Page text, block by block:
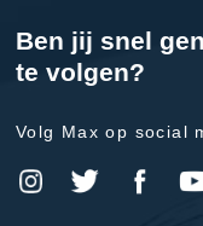
Ben jij snel
te volgen?
Volg Max op social